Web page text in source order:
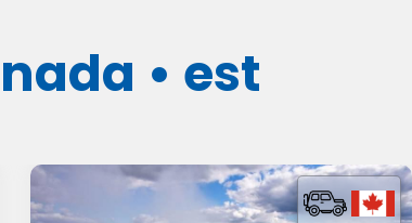
• est